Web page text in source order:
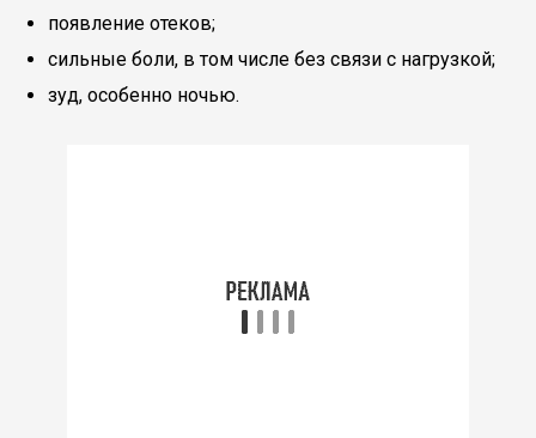
появление отеков;
сильные боли, в том числе без связи с нагрузкой;
зуд, особенно ночью.